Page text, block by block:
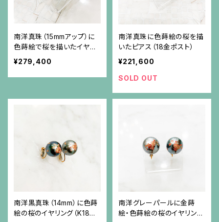
南洋真珠（15mmアップ）に
色蒔絵で桜を描いたイヤリ
ング（K18金具）
¥279,400
南洋真珠に色蒔絵の桜を描
いたピアス（18金ポスト）
¥221,600
SOLD OUT
南洋黒真珠（14mm）に色蒔
絵の桜のイヤリング（K18金
南洋グレーパールに金蒔
絵・色蒔絵の桜のイヤリング